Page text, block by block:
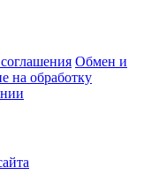
Обмен и
на обработку